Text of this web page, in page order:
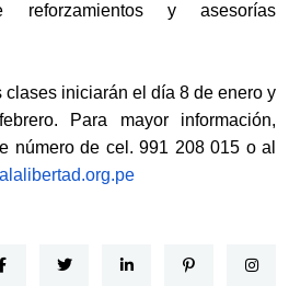
reforzamientos y asesorías
iniciarán el día 8 de enero y
Para mayor información,
número de cel. 991 208 015 o al
pe